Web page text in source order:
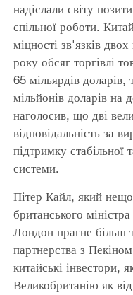
надіслали світу
спільної роботи.
міцності зв'язків
року обсяг торгівлі
65 мільярдів
мільйонів доларів на
наголосив, що дві
відповідальність за
підтримку стабільної
системи.
Пітер Кайл, який
британського
Лондон прагне більш
партнерства з
китайські інвестори,
Великобританію як